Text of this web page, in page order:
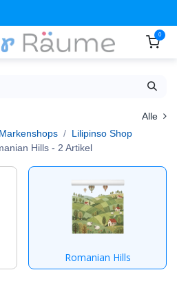
0
Alle
Markenshops
Lilipinso Shop
Hills - 2 Artikel
Romanian Hills